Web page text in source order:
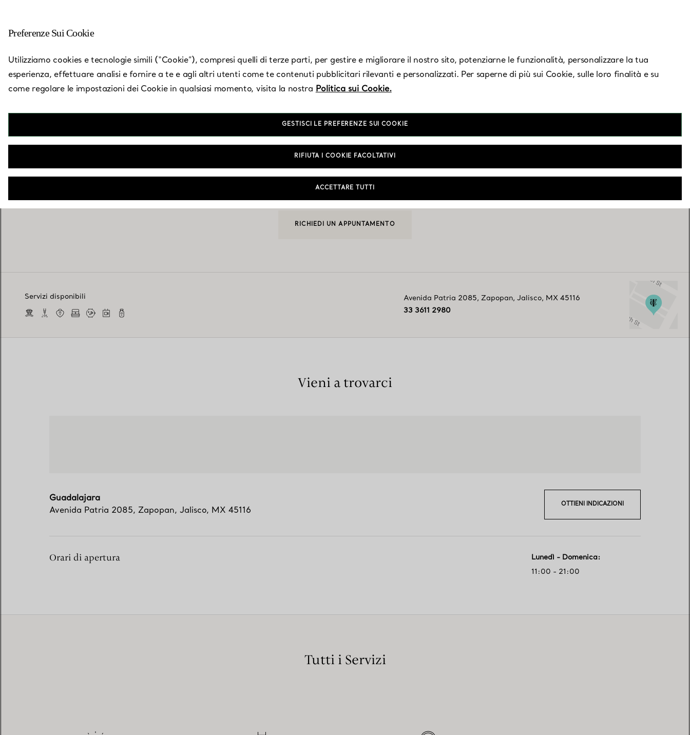
Torna a Trova un negozio
Guadalajara
Aperto oggi fino alle 21:00
RICHIEDI UN APPUNTAMENTO
Servizi disponibili Avenida Patria 2085, Zapopan, Jalisco, MX 45116
33 3611 2980
Vieni a trovarci
Guadalajara
Avenida Patria 2085, Zapopan, Jalisco, MX 45116
OTTIENI INDICAZIONI
Orari di apertura Lunedì - Domenica:
11:00 - 21:00
Tutti i Servizi
Preferenze Sui Cookie
Utilizziamo cookies e tecnologie simili (“Cookie”), compresi quelli di terze parti, per gestire e migliorare il nostro sito, potenziarne le funzionalità, personalizzare la tua
esperienza, effettuare analisi e fornire a te e agli altri utenti come te contenuti pubblicitari rilevanti e personalizzati. Per saperne di più sui Cookie, sulle loro finalità e su
come regolare le impostazioni dei Cookie in qualsiasi momento, visita la nostra Politica sui Cookie.
GESTISCI LE PREFERENZE SUI COOKIE
RIFIUTA I COOKIE FACOLTATIVI
ACCETTARE TUTTI